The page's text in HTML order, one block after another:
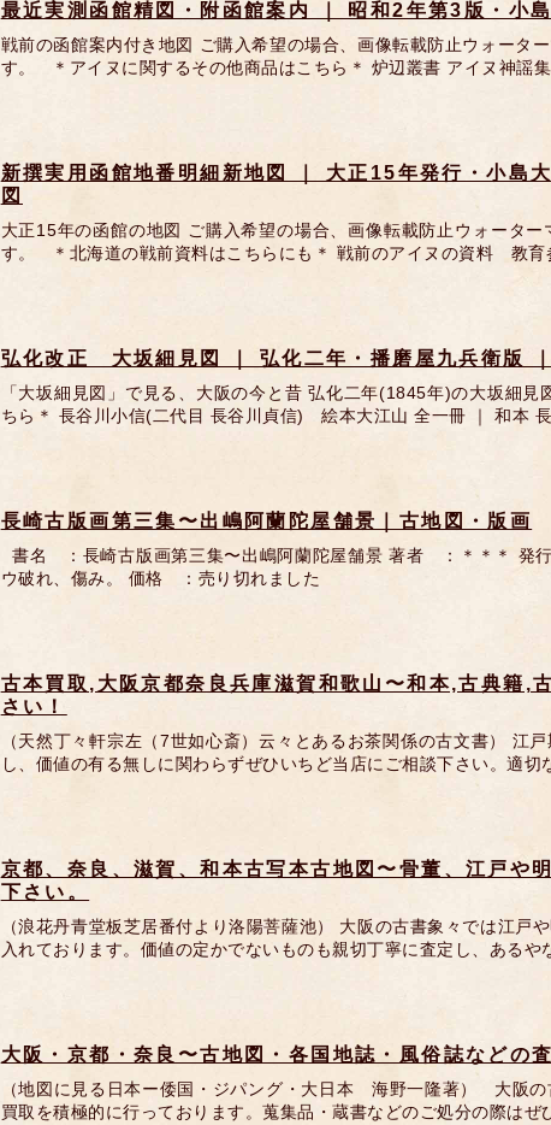
最近実測函館精図・附函館案内 ｜ 昭和2年第3版・小
戦前の函館案内付き地図 ご購入希望の場合、画像転載防止ウォータ
す。 ＊アイヌに関するその他商品はこちら＊ 炉辺叢書 アイヌ神謡
新撰実用函館地番明細新地図 ｜ 大正15年発行・小島
図
大正15年の函館の地図 ご購入希望の場合、画像転載防止ウォータ
す。 ＊北海道の戦前資料はこちらにも＊ 戦前のアイヌの資料 教
弘化改正 大坂細見図 ｜ 弘化二年・播磨屋九兵衛版
「大坂細見図」で見る、大阪の今と昔 弘化二年(1845年)の大坂細
ちら＊ 長谷川小信(二代目 長谷川貞信) 絵本大江山 全一冊 ｜ 和本
長崎古版画第三集〜出嶋阿蘭陀屋舗景｜古地図・版画
書名 ：長崎古版画第三集〜出嶋阿蘭陀屋舗景 著者 ：＊＊＊
ウ破れ、傷み。 価格 ：売り切れました
古本買取,大阪京都奈良兵庫滋賀和歌山〜和本,古典籍,
さい！
（天然丁々軒宗左（7世如心斎）云々とあるお茶関係の古文書） 江
し、価値の有る無しに関わらずぜひいちど当店にご相談下さい。適
京都、奈良、滋賀、和本古写本古地図〜骨董、江戸や
下さい。
（浪花丹青堂板芝居番付より洛陽菩薩池） 大阪の古書象々では江戸
入れております。価値の定かでないものも親切丁寧に査定し、ある
大阪・京都・奈良〜古地図・各国地誌・風俗誌などの
（地図に見る日本ー倭国・ジパング・大日本 海野一隆著） 大阪
買取を積極的に行っております。蒐集品・蔵書などのご処分の際は